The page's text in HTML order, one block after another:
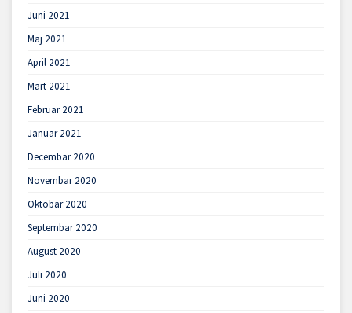
Juni 2021
Maj 2021
April 2021
Mart 2021
Februar 2021
Januar 2021
Decembar 2020
Novembar 2020
Oktobar 2020
Septembar 2020
August 2020
Juli 2020
Juni 2020